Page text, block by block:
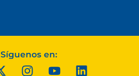
Síguenos en: